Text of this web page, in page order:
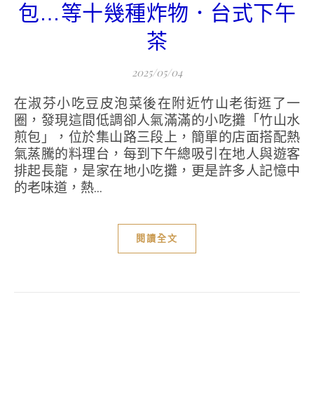
包…等十幾種炸物．台式下午
茶
2025/05/04
在淑芬小吃豆皮泡菜後在附近竹山老街逛了一
圈，發現這間低調卻人氣滿滿的小吃攤「竹山水
煎包」，位於集山路三段上，簡單的店面搭配熱
氣蒸騰的料理台，每到下午總吸引在地人與遊客
排起長龍，是家在地小吃攤，更是許多人記憶中
的老味道，熱...
閱讀全文